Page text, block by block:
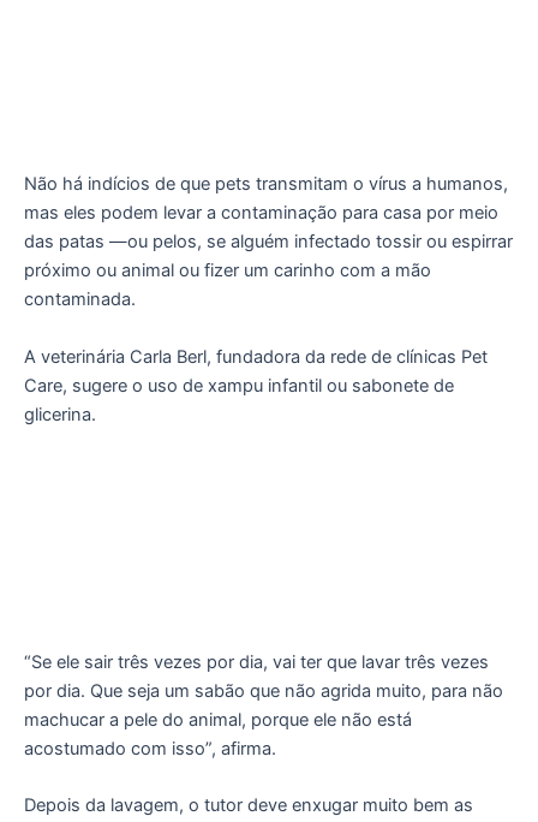
Não há indícios de que pets transmitam o vírus a humanos,
mas eles podem levar a contaminação para casa por meio
das patas —ou pelos, se alguém infectado tossir ou espirrar
próximo ou animal ou fizer um carinho com a mão
contaminada.
A veterinária Carla Berl, fundadora da rede de clínicas Pet
Care, sugere o uso de xampu infantil ou sabonete de
glicerina.
“Se ele sair três vezes por dia, vai ter que lavar três vezes
por dia. Que seja um sabão que não agrida muito, para não
machucar a pele do animal, porque ele não está
acostumado com isso”, afirma.
Depois da lavagem, o tutor deve enxugar muito bem as